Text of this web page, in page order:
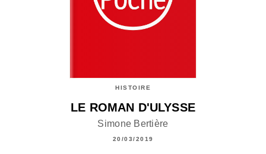
HISTOIRE
LE ROMAN D'ULYSSE
Simone Bertière
20/03/2019